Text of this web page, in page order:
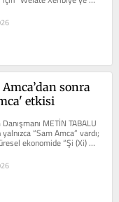
yazdığımda Hollanda’da
Bir...
sonra
etkisi
METİN TABALU
“Sam Amca” vardı;
ekonomide “Şi (Xi)
de hissediliyor....